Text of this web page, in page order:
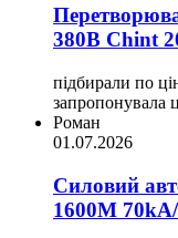
380В Chint
підбирали по
запропонувала
Роман
01.07.2026
Силовий
1600M